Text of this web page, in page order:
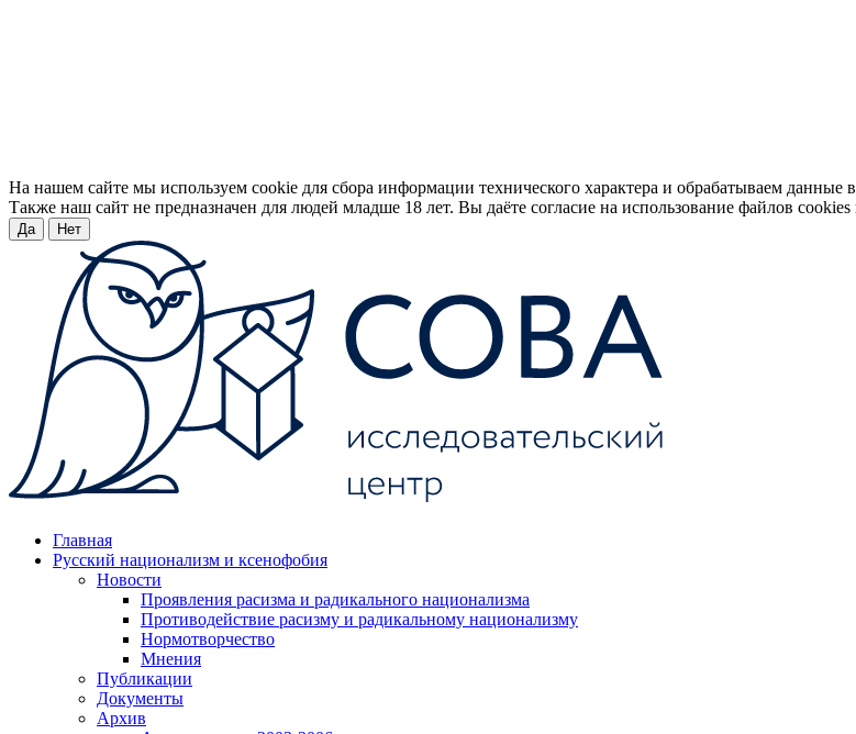
На нашем сайте мы используем cookie для сбора информации технического характера и обрабатываем данные
Также наш сайт не предназначен для людей младше 18 лет. Вы даёте согласие на использование файлов
Да Нет
Главная
Русский национализм и ксенофобия
Новости
Проявления расизма и радикального национализма
Противодействие расизму и радикальному национализму
Нормотворчество
Мнения
Публикации
Документы
Архив